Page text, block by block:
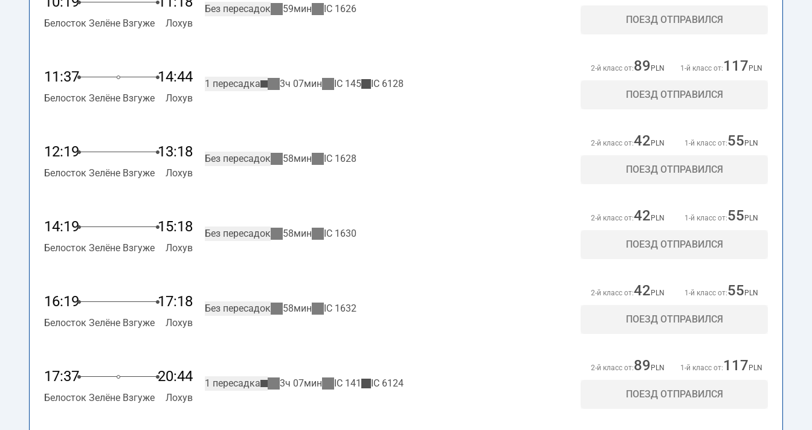
Белосток Зелёне Взгуже Лохув
Без пересадок 59мин IC 1626
ПОЕЗД ОТПРАВИЛСЯ
11:37 14:44
Белосток Зелёне Взгуже Лохув
1 пересадка 3ч 07мин IC 145 IC 6128
2-й класс от:89 PLN 1-й класс от: 117 PLN
ПОЕЗД ОТПРАВИЛСЯ
12:19 13:18
Белосток Зелёне Взгуже Лохув
Без пересадок 58мин IC 1628
2-й класс от:42 PLN 1-й класс от:55 PLN
ПОЕЗД ОТПРАВИЛСЯ
14:19 15:18
Белосток Зелёне Взгуже Лохув
Без пересадок 58мин IC 1630
2-й класс от:42 PLN 1-й класс от:55 PLN
ПОЕЗД ОТПРАВИЛСЯ
16:19 17:18
Белосток Зелёне Взгуже Лохув
Без пересадок 58мин IC 1632
2-й класс от:42 PLN 1-й класс от:55 PLN
ПОЕЗД ОТПРАВИЛСЯ
17:37 20:44
Белосток Зелёне Взгуже Лохув
1 пересадка 3ч 07мин IC 141 IC 6124
2-й класс от:89 PLN 1-й класс от: 117 PLN
ПОЕЗД ОТПРАВИЛСЯ